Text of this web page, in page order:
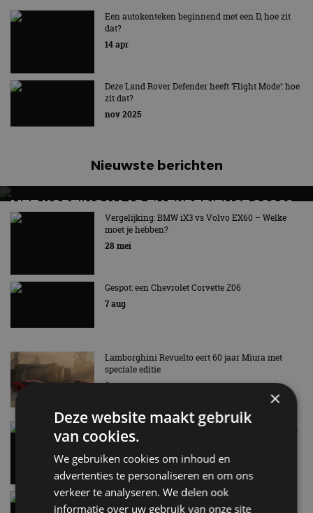
LATER IN 2026: TWEEDE ELEKTRISCHE SUV
VAN HET MERK
Tweede volledig elektrische SUV van het Britse merk
Een autokenteken beginnend met een D, hoe zit
dat?
14 apr
Deze Land Rover Defender heeft ‘Flight Mode’: hoe
zit dat?
nov 2025
Nieuwste berichten
MET KORTING NAAR EV EXPERIENCE 2026?
AUTORAI REGELT HET!
EV Experience 2026 van 24 tot 26 september
Vergelijking: BMW iX3 vs Volvo EX60 – Welke
moet je hebben?
28 mei
Gespot: een Chevrolet Corvette Z06
7 aug
Lamborghini Revuelto eert 60 jaar Miura met
speciale editie
6 aug
Carbon fibre op je laadkabel: nergens voor nodig,
en precies daarom geweldig
5 aug
Hennessey Blackbird krijgt atmosferische V8 en
handbak: soms is eenvoud leuker
×
Deze website maakt gebruik
van cookies.
We gebruiken cookies om inhoud en
advertenties te personaliseren en om ons
verkeer te analyseren. We delen ook
informatie over uw gebruik van onze site